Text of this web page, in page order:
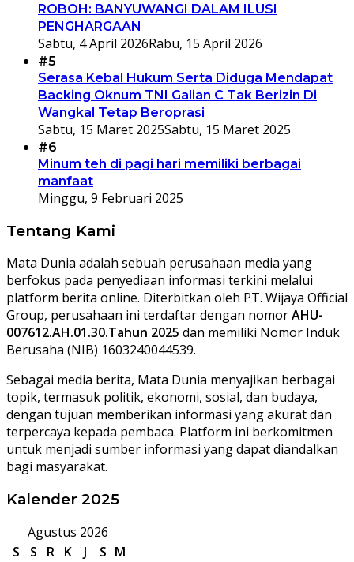
ROBOH: BANYUWANGI DALAM ILUSI
PENGHARGAAN
Sabtu, 4 April 2026Rabu, 15 April 2026
#5
Serasa Kebal Hukum Serta Diduga Mendapat
Backing Oknum TNI Galian C Tak Berizin Di
Wangkal Tetap Beroprasi
Sabtu, 15 Maret 2025Sabtu, 15 Maret 2025
#6
Minum teh di pagi hari memiliki berbagai
manfaat
Minggu, 9 Februari 2025
Tentang Kami
Mata Dunia adalah sebuah perusahaan media yang
berfokus pada penyediaan informasi terkini melalui
platform berita online. Diterbitkan oleh PT. Wijaya Official
Group, perusahaan ini terdaftar dengan nomorAHU-
007612.AH.01.30.Tahun 2025 dan memiliki Nomor Induk
Berusaha (NIB) 1603240044539.
Sebagai media berita, Mata Dunia menyajikan berbagai
topik, termasuk politik, ekonomi, sosial, dan budaya,
dengan tujuan memberikan informasi yang akurat dan
terpercaya kepada pembaca. Platform ini berkomitmen
untuk menjadi sumber informasi yang dapat diandalkan
bagi masyarakat.
Kalender 2025
Agustus 2026
S
S R K J S M